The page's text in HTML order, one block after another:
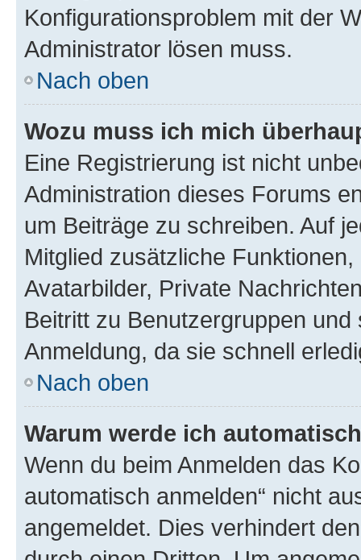
Konfigurationsproblem mit der
Administrator lösen muss.
Nach oben
Wozu muss ich mich
Eine Registrierung ist nicht
Administration dieses Forums
um Beiträge zu schreiben. Auf
Mitglied zusätzliche
Avatarbilder, Private
Beitritt zu Benutzergruppen
Anmeldung, da sie schnell
Nach oben
Warum werde ich
Wenn du beim Anmelden das
automatisch anmelden“ nicht
angemeldet. Dies verhindert